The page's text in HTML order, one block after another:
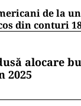
de la
din conturi
alocare
2025